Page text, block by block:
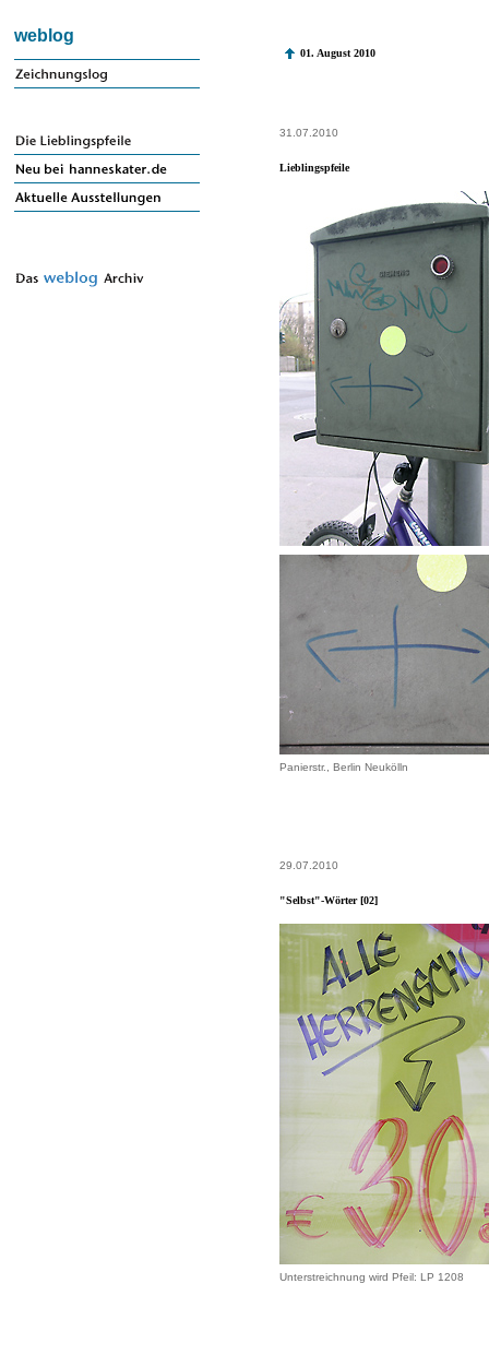
weblog
01. August 2010
31.07.2010
Lieblingspfeile
Panierstr., Berlin Neukölln
29.07.2010
"Selbst"-Wörter [02]
Unterstreichnung wird Pfeil: LP 1208